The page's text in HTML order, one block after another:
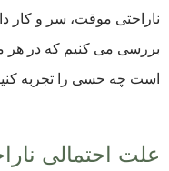
ناراحتی موقت، سر و کار
بررسی می کنیم که در هر
است چه حسی را تجربه
علت احتمالی